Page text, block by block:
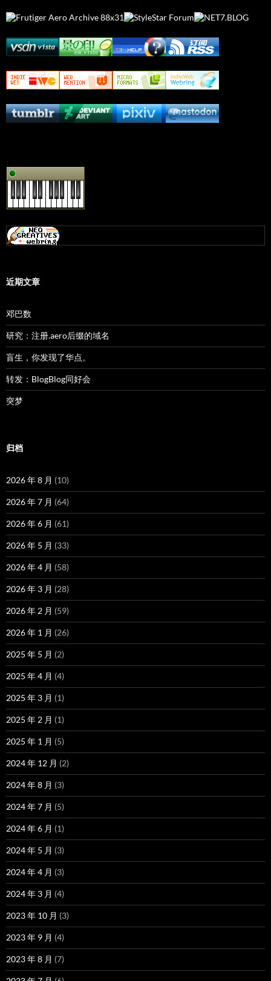
近期文章
邓巴数
研究：注册.aero后缀的域名
盲生，你发现了华点。
转发：BlogBlog同好会
突梦
归档
2026 年 8 月 (10)
2026 年 7 月 (64)
2026 年 6 月 (61)
2026 年 5 月 (33)
2026 年 4 月 (58)
2026 年 3 月 (28)
2026 年 2 月 (59)
2026 年 1 月 (26)
2025 年 5 月 (2)
2025 年 4 月 (4)
2025 年 3 月 (1)
2025 年 2 月 (1)
2025 年 1 月 (5)
2024 年 12 月 (2)
2024 年 8 月 (3)
2024 年 7 月 (5)
2024 年 6 月 (1)
2024 年 5 月 (3)
2024 年 4 月 (3)
2024 年 3 月 (4)
2023 年 10 月 (3)
2023 年 9 月 (4)
2023 年 8 月 (7)